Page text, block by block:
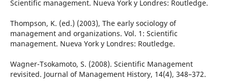
Scientific management. Nueva York y Londres: Routledge.
Thompson, K. (ed.) (2003), The early sociology of
management and organizations. Vol. 1: Scientific
management. Nueva York y Londres: Routledge.
Wagner-Tsokamoto, S. (2008). Scientific Management
revisited. Journal of Management History, 14(4), 348–372.